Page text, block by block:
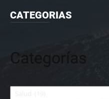
CATEGORIAS
Categorías
Categorías